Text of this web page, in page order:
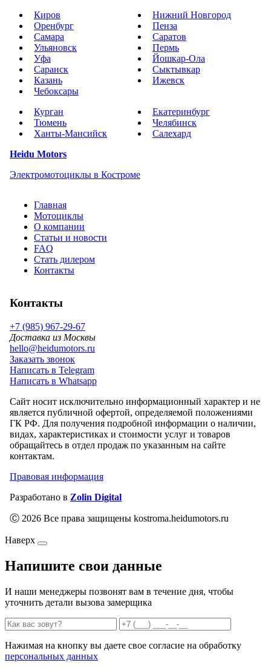
Киров
Нижний Новгород
Оренбург
Пенза
Самара
Саратов
Ульяновск
Пермь
Уфа
Йошкар-Ола
Саранск
Сыктывкар
Казань
Ижевск
Чебоксары
Курган
Екатеринбург
Тюмень
Челябинск
Ханты-Мансийск
Салехард
Heidu Motors
Электромотоциклы в Костроме
Главная
Мотоциклы
О компании
Статьи и новости
FAQ
Стать дилером
Контакты
Контакты
+7 (985) 967-29-67
Доставка из Москвы
hello@heidumotors.ru
Заказать звонок
Написать в Telegram
Написать в Whatsapp
Сайт носит исключительно информационный характер и не
является публичной офертой, определяемой положениями
ГК РФ. Для получения подробной информации о наличии,
видах, характеристиках и стоимости услуг и товаров
обращайтесь в отдел продаж по указанным на сайте
контактам.
Правовая информация
Разработано в Zolin Digital
Ⓒ 2026 Все права защищены kostroma.heidumotors.ru
Наверх
Напишите свои данные
И наши менеджеры позвонят вам в течение дня, чтобы
уточнить детали вызова замерщика
Нажимая на кнопку вы даете свое согласие на обработку
персональных данных